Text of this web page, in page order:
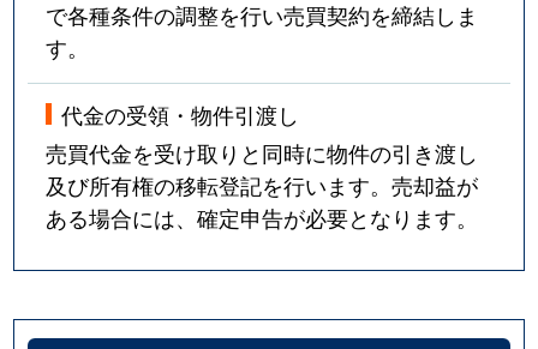
で各種条件の調整を行い売買契約を締結しま
す。
代金の受領・物件引渡し
売買代金を受け取りと同時に物件の引き渡し
及び所有権の移転登記を行います。売却益が
ある場合には、確定申告が必要となります。